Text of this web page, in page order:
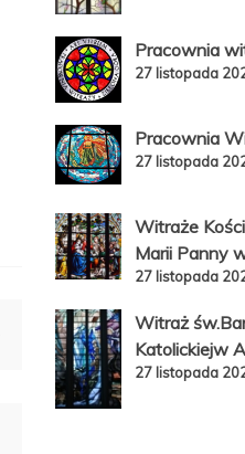
Pracownia
27 listopada
Pracownia
27 listopada
Witraże
Marii Panny
27 listopada
Witraż
Katolickiejw
27 listopada